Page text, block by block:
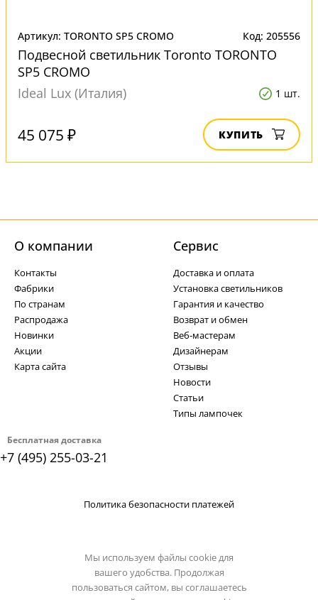
Артикул: TORONTO SP5 CROMO Код: 205556
Подвесной светильник Toronto TORONTO
SP5 CROMO
Ideal Lux (Италия)
1 шт.
45 075 ₽ КУПИТЬ
Бесплатная доставка
+7 (495) 255-03-21
О компании
Контакты
Фабрики
По странам
Распродажа
Новинки
Акции
Карта сайта
Cервис
Доставка и оплата
Установка светильников
Гарантия и качество
Возврат и обмен
Веб-мастерам
Дизайнерам
Отзывы
Новости
Статьи
Типы лампочек
Политика безопасности платежей
Мы используем файлы cookie для
вашего удобства. Продолжая
пользоваться сайтом, вы соглашаетесь